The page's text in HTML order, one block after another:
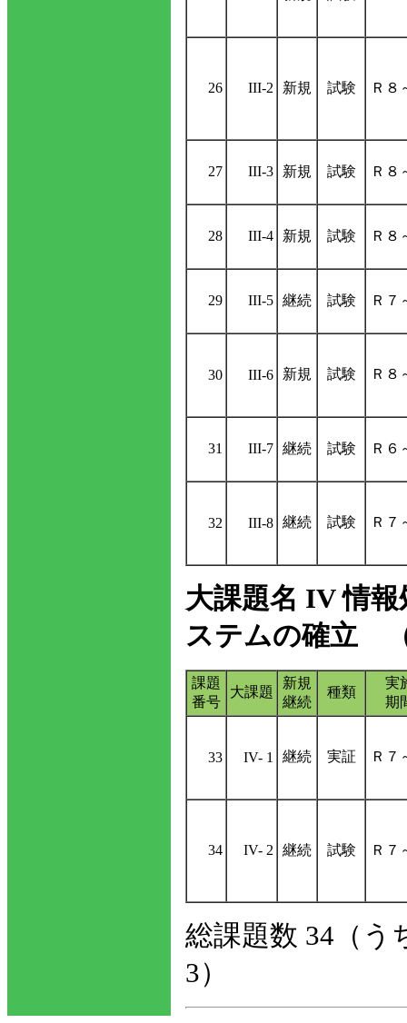
26 III-2 新規 試験 Ｒ８
27 III-3 新規 試験 Ｒ８
28 III-4 新規 試験 Ｒ８
29 III-5 継続 試験 Ｒ７
30 III-6 新規 試験 Ｒ８
31 III-7 継続 試験 Ｒ６
32 III-8 継続 試験 Ｒ７
大課題名 IV 情
ステムの確立
課題
番号
大課題
新規
継続
種類
実
期
33 IV- 1 継続 実証 Ｒ７
34 IV- 2 継続 試験 Ｒ７
総課題数 34（う
3）